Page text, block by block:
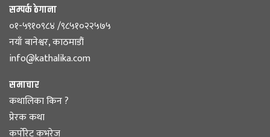
सम्पर्क ठेगाना
०१-५९१०९८४ /९८५१०२२५७५
नयाँ बानेश्वर, काठमाडौं
info@kathalika.com
समाचार
कथालिका किन ?
प्रेरक कथा